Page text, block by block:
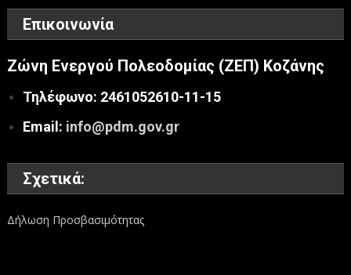
Επικοινωνία
Ζώνη Ενεργού Πολεοδομίας (ΖΕΠ) Κοζάνης
Τηλέφωνο: 2461052610-11-15
Email: info@pdm.gov.gr
Σχετικά:
Δήλωση Προσβασιμότητας